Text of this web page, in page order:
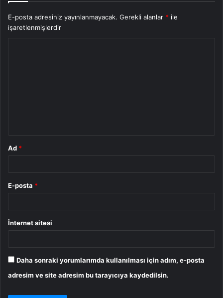
E-posta adresiniz yayınlanmayacak. Gerekli alanlar * ile
işaretlenmişlerdir
Ad *
E-posta *
İnternet sitesi
Daha sonraki yorumlarımda kullanılması için adım, e-posta
adresim ve site adresim bu tarayıcıya kaydedilsin.